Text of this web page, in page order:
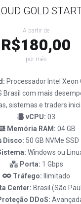
GOLD
A partir de
R$180,00
por mês
Processador Intel Xeon
Brasil com mais
sistemas e traders
vCPU: 03
Memória RAM: 04 GB
Disco: 50 GB NVMe SSD
Windows ou
Porta: 1 Gbps
Tráfego: Ilimitado
Center: Brasil (São
DDoS: